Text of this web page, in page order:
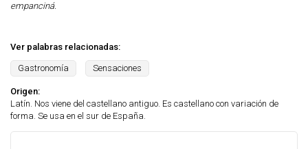
empanciná.
Ver palabras relacionadas:
Gastronomía Sensaciones
Origen:
Latín. Nos viene del castellano antiguo. Es castellano con variación de
forma. Se usa en el sur de España.